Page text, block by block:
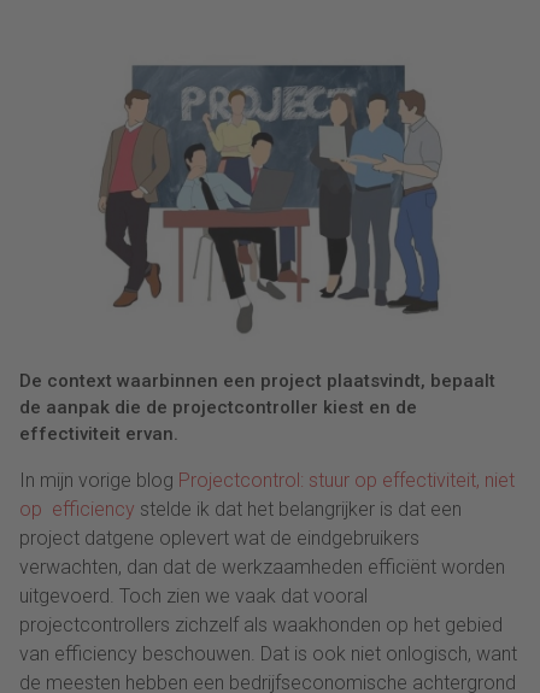
De context waarbinnen een project plaatsvindt, bepaalt
de aanpak die de projectcontroller kiest en de
effectiviteit ervan.
In mijn vorige blog Projectcontrol: stuur op effectiviteit, niet
op efficiency stelde ik dat het belangrijker is dat een
project datgene oplevert wat de eindgebruikers
verwachten, dan dat de werkzaamheden efficiënt worden
uitgevoerd. Toch zien we vaak dat vooral
projectcontrollers zichzelf als waakhonden op het gebied
van efficiency beschouwen. Dat is ook niet onlogisch, want
de meesten hebben een bedrijfseconomische achtergrond